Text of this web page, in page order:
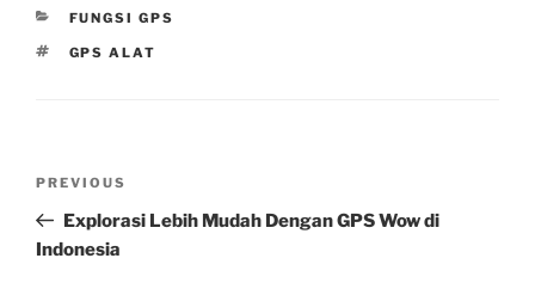
CATEGORIES
FUNGSI GPS
TAGS
GPS ALAT
Previous
Post
PREVIOUS
Explorasi Lebih Mudah Dengan GPS Wow di
Indonesia